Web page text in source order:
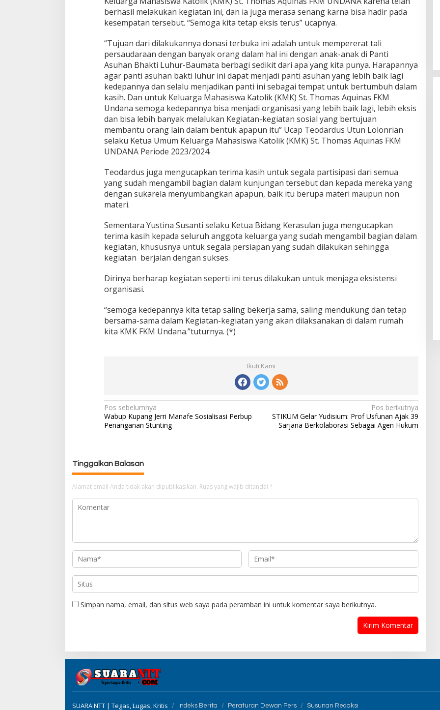
berhasil melakukan kegiatan ini, dan ia juga merasa senang karna bisa hadir pada
kesempatan tersebut. “Semoga kita tetap eksis terus” ucapnya.
“Tujuan dari dilakukannya donasi terbuka ini adalah untuk mempererat tali
persaudaraan dengan banyak orang dalam hal ini dengan anak-anak di Panti
Asuhan Bhakti Luhur-Baumata berbagi sedikit dari apa yang kita punya. Harapannya
agar panti asuhan bakti luhur ini dapat menjadi panti asuhan yang lebih baik lagi
kedepannya dan selalu menjadikan panti ini sebagai tempat untuk bertumbuh dalam
kasih. Dan untuk Keluarga Mahasiswa Katolik (KMK) St. Thomas Aquinas FKM
Undana semoga kedepannya bisa menjadi organisasi yang lebih baik lagi, lebih eksis
dan bisa lebih banyak melalukan Kegiatan-kegiatan sosial yang bertujuan
membantu orang lain dalam bentuk apapun itu” Ucap Teodardus Utun Lolonrian
selaku Ketua Umum Keluarga Mahasiswa Katolik (KMK) St. Thomas Aquinas FKM
UNDANA Periode 2023/2024.
Teodardus juga mengucapkan terima kasih untuk segala partisipasi dari semua
yang sudah mengambil bagian dalam kunjungan tersebut dan kepada mereka yang
dengan sukarela menyumbangkan apapun, baik itu berupa materi maupun non
materi.
Sementara Yustina Susanti selaku Ketua Bidang Kerasulan juga mengucapkan
terima kasih kepada seluruh anggota keluarga yang sudah mengambil bagian dalam
kegiatan, khususnya untuk segala persiapan yang sudah dilakukan sehingga
kegiatan berjalan dengan sukses.
Dirinya berharap kegiatan seperti ini terus dilakukan untuk menjaga eksistensi
organisasi.
“semoga kedepannya kita tetap saling bekerja sama, saling mendukung dan tetap
bersama-sama dalam Kegiatan-kegiatan yang akan dilaksanakan di dalam rumah
kita KMK FKM Undana.”tuturnya. (*)
Ikuti Kami
N
a
v
a
s
i
o
Pos sebelumnya
Wabup Kupang Jerri Manafe Sosialisasi Perbup
Penanganan Stunting
Pos berikutnya
STIKUM Gelar Yudisium: Prof Usfunan Ajak 39
Sarjana Berkolaborasi Sebagai Agen Hukum
Tinggalkan Balasan
Alamat email Anda tidak akan dipublikasikan. Ruas yang wajib ditandai *
Simpan nama, email, dan situs web saya pada peramban ini untuk komentar saya berikutnya.
Rayakan HUT ke-52, DPD Provinsi
NTT Gelar Sejumlah Kegiatan.
Januari 2025
SUARA NTT | Tegas, Lugas, Kritis Indeks Berita Peraturan Dewan Pers Susunan Redaksi